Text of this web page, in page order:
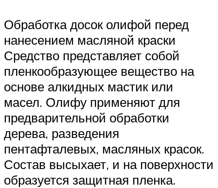
Обработка досок олифой перед
нанесением масляной краски
Средство представляет собой
пленкообразующее вещество на
основе алкидных мастик или
масел. Олифу применяют для
предварительной обработки
дерева, разведения
пентафталевых, масляных красок.
Состав высыхает, и на поверхности
образуется защитная пленка.